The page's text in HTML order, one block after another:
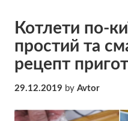
Котлети по-
простий та
рецепт
29.12.2019 by Avtor